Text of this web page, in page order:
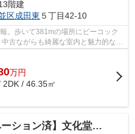
階建
区成田東 ５丁目42-10
。歩いて381mの場所にピーコック
古ながらも綺麗な室内と魅力的な住
...
万円
2DK / 46.35㎡
ション済】文化堂ビル